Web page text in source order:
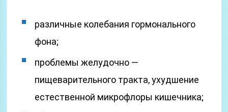
различные колебания гормонального
фона;
проблемы желудочно —
пищеварительного тракта, ухудшение
естественной микрофлоры кишечника;